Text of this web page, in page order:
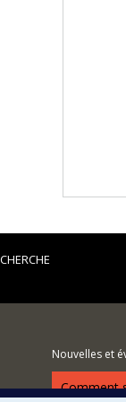
Nouvelles et
Comment